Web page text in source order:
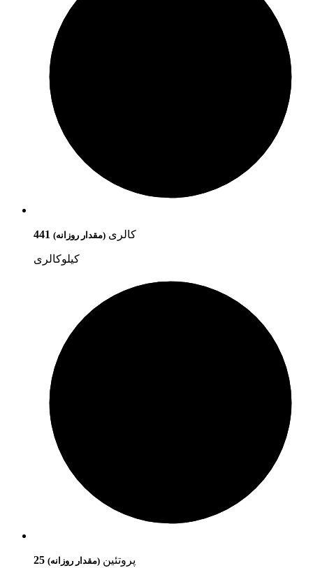
441 (مقدار روزانه) کالری
کیلوکالری
25 (مقدار روزانه) پروتئین